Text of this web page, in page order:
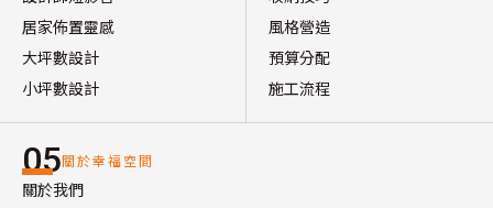
居家佈置靈感
大坪數設計
小坪數設計
風格營造
預算分配
施工流程
05關於幸福空間
關於我們